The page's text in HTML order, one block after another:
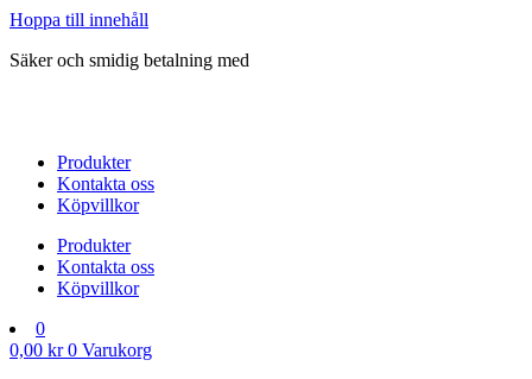
Hoppa till innehåll
Säker och smidig betalning med
Produkter
Kontakta oss
Köpvillkor
Produkter
Kontakta oss
Köpvillkor
0
0,00 kr 0 Varukorg